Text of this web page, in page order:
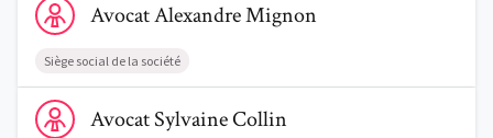
AvocatAlexandreMignon
Siège social de la société
Voir le profil de AvocatSylvaine Collin
AvocatSylvaineCollin